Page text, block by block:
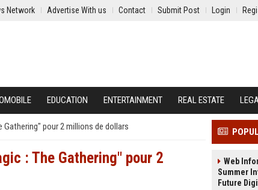
Network Advertise With us Contact Submit Post Login
EDUCATION ENTERTAINMENT REAL ESTATE
Gathering" pour 2 millions de dollars
: The Gathering" pour 2
Web
Summer
Future